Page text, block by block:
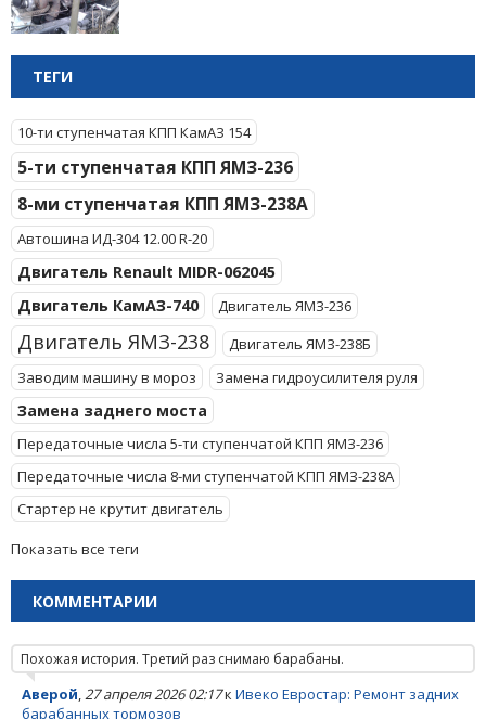
ТЕГИ
10-ти ступенчатая КПП КамАЗ 154
5-ти ступенчатая КПП ЯМЗ-236
8-ми ступенчатая КПП ЯМЗ-238А
Автошина ИД-304 12.00 R-20
Двигатель Renault MIDR-062045
Двигатель КамАЗ-740
Двигатель ЯМЗ-236
Двигатель ЯМЗ-238
Двигатель ЯМЗ-238Б
Заводим машину в мороз
Замена гидроусилителя руля
Замена заднего моста
Передаточные числа 5-ти ступенчатой КПП ЯМЗ-236
Передаточные числа 8-ми ступенчатой КПП ЯМЗ-238А
Стартер не крутит двигатель
Показать все теги
КОММЕНТАРИИ
Похожая история. Третий раз снимаю барабаны.
Аверой,27 апреля 2026 02:17к Ивеко Евростар: Ремонт задних
барабанных тормозов